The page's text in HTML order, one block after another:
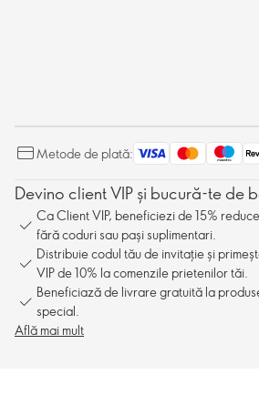
Metode de plată:
Devino client VIP și bucură-te de
Ca Client VIP, beneficiezi de 15%
fără coduri sau pași suplimentari.
Distribuie codul tău de invitație și
VIP de 10% la comenzile prietenilor tăi.
Beneficiază de livrare gratuită la
special.
Află mai mult